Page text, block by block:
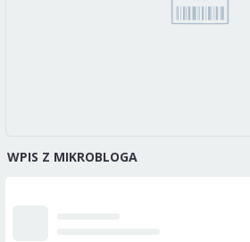
WPIS Z MIKROBLOGA